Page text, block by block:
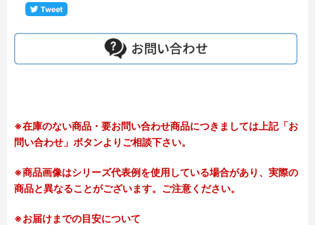
※在庫のない商品・要お問い合わせ商品につきましては上記「お
問い合わせ」ボタンよりご相談下さい。
※商品画像はシリーズ代表例を使用している場合があり、実際の
商品と異なることがございます。ご注意ください。
※お届けまでの目安について